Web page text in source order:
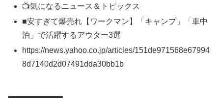
📺気になるニュース＆トピックス
■安すぎて爆売れ【ワークマン】「キャンプ」「車中
泊」で活躍するアウター3選
https://news.yahoo.co.jp/articles/151de971568e67994
8d7140d2d07491dda30bb1b